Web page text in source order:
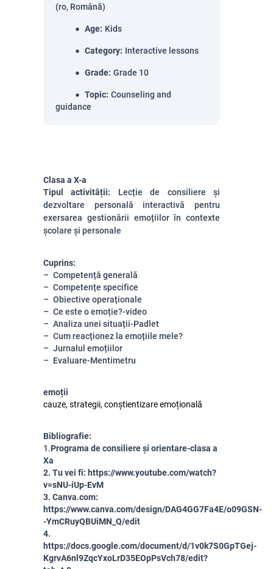
(ro, Română)
Age: Kids
Category: Interactive lessons
Grade: Grade 10
Topic: Counseling and
guidance
Clasa a X-a
Tipul activității: Lecție de consiliere și
dezvoltare personală interactivă pentru
exersarea gestionării emoțiilor în contexte
școlare și personale
Cuprins:
Competență generală
Competențe specifice
Obiective operaționale
Ce este o emoție?-video
Analiza unei situații-Padlet
Cum reacționez la emoțiile mele?
Jurnalul emoțiilor
Evaluare-Mentimetru
emoții
cauze, strategii, conștientizare emoțională
Bibliografie:
1.Programa de consiliere și orientare-clasa a
Xa
2. Tu vei fi: https://www.youtube.com/watch?
v=sNU-iUp-EvM
3. Canva.com:
https://www.canva.com/design/DAG4GG7Fa4E/o09GSN-
-YmCRuyQBUiMN_Q/edit
4.
https://docs.google.com/document/d/1v0k7S0GpTGej-
KgrvA6nl9ZqcYxoLrD35EOpPsVch78/edit?